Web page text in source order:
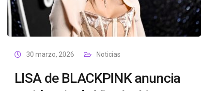
30 marzo, 2026 Noticias
LISA de BLACKPINK anuncia